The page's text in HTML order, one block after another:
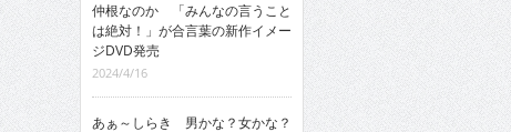
仲根なのか 「みんなの言うこと
は絶対！」が合言葉の新作イメー
ジDVD発売
2024/4/16
あぁ～しらき 男かな？女かな？